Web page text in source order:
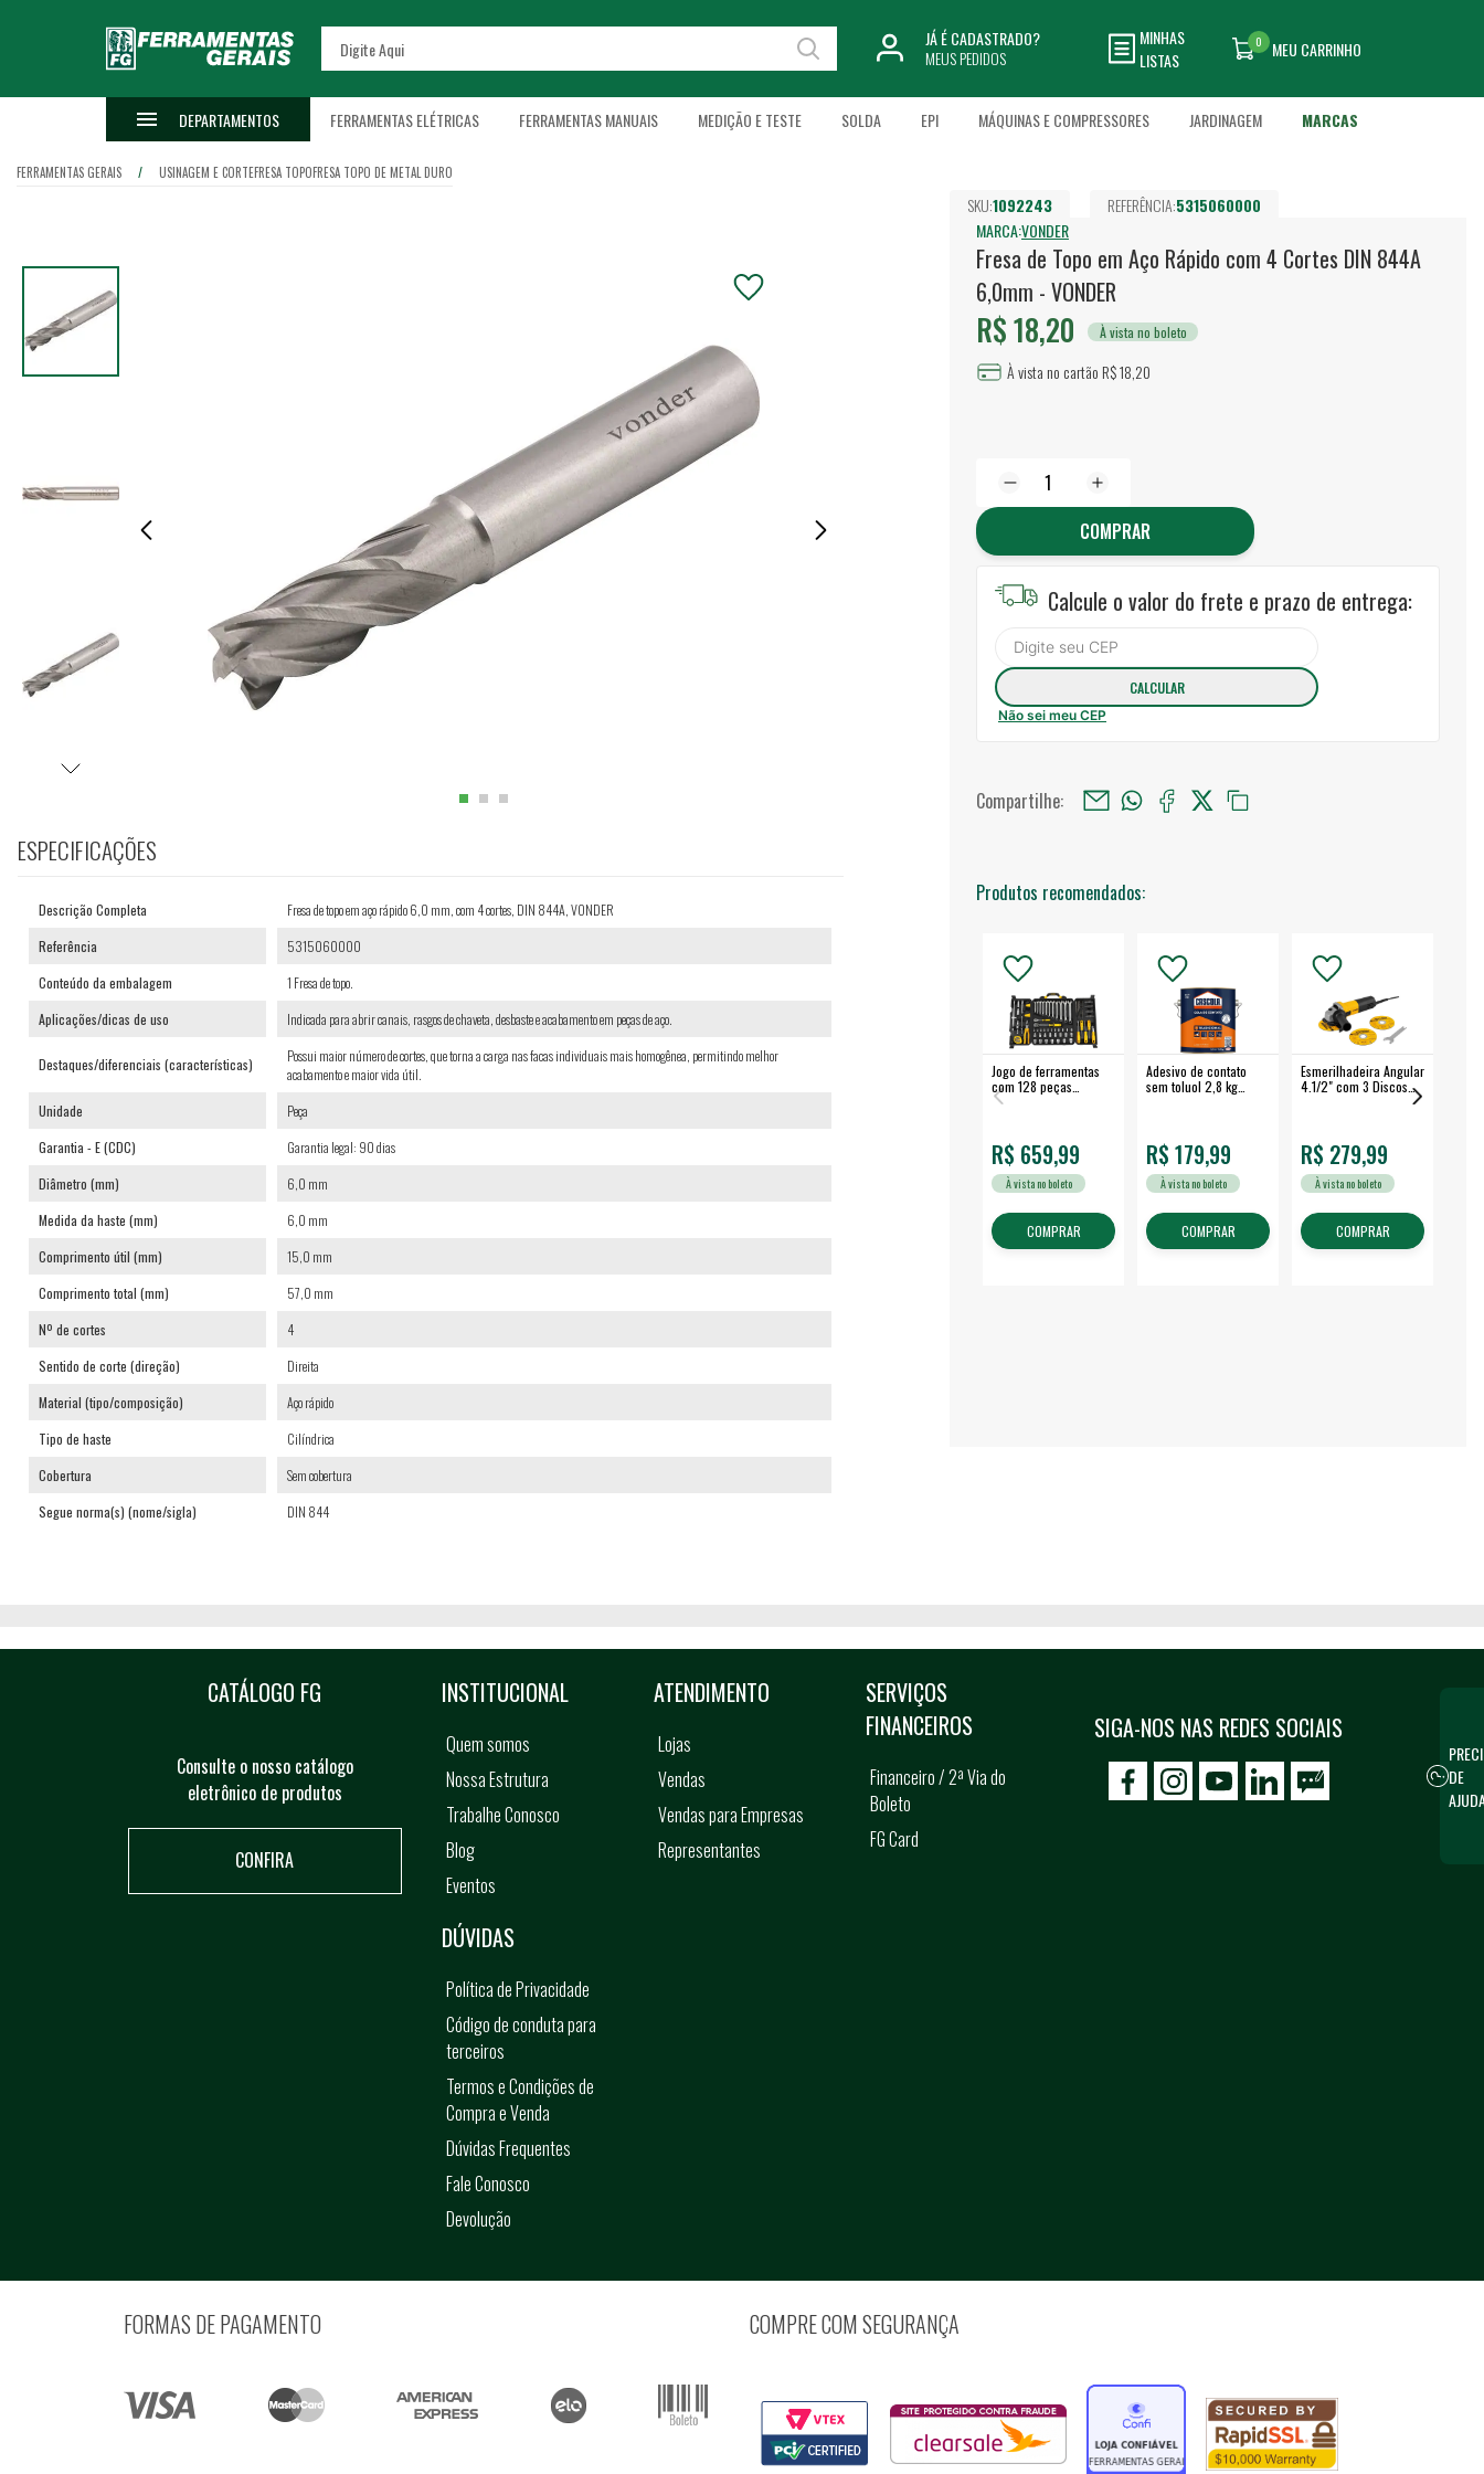
JÁ É CADASTRADO?
MEUS PEDIDOS
MINHAS
LISTAS
MEU CARRINHO
0
DEPARTAMENTOS FERRAMENTAS ELÉTRICAS FERRAMENTAS MANUAIS MEDIÇÃO E TESTE SOLDA EPI MÁQUINAS E COMPRESSORES JARDINAGEM MARCAS
FERRAMENTAS GERAIS USINAGEM E CORTEFRESA TOPOFRESA TOPO DE METAL DURO
SKU:1092243 REFERÊNCIA:5315060000
MARCA:VONDER
Fresa de Topo em Aço Rápido com 4 Cortes DIN 844A
6,0mm - VONDER
R$ 18,20 À vista no boleto
À vista no cartão R$ 18,20
COMPRAR
Calcule o valor do frete e prazo de entrega:
Não sei meu CEP
Compartilhe:
Produtos recomendados:
Jogo de ferramentas
com 128 peças
embalagem fechada -
R$ 659,99
À vista no boleto
COMPRAR
Adesivo de contato
sem toluol 2,8 kg
R$ 179,99
À vista no boleto
COMPRAR
Esmerilhadeira Angular
4.1/2" com 3 Discos
R$ 279,99
À vista no boleto
COMPRAR
ESPECIFICAÇÕES
Descrição Completa
Fresa de topo em aço rápido 6,0 mm, com 4 cortes, DIN 844A, VONDER
Referência
5315060000
Conteúdo da embalagem
1 Fresa de topo.
Aplicações/dicas de uso
Indicada para abrir canais, rasgos de chaveta, desbaste e acabamento em peças de aço.
Destaques/diferenciais (características)
Possui maior número de cortes, que torna a carga nas facas individuais mais homogênea, permitindo melhor
acabamento e maior vida útil.
Unidade
Peça
Garantia - E (CDC)
Garantia legal: 90 dias
Diâmetro (mm)
6,0 mm
Medida da haste (mm)
6,0 mm
Comprimento útil (mm)
15,0 mm
Comprimento total (mm)
57,0 mm
Nº de cortes
4
Sentido de corte (direção)
Direita
Material (tipo/composição)
Aço rápido
Tipo de haste
Cilíndrica
Cobertura
Sem cobertura
Segue norma(s) (nome/sigla)
DIN 844
CATÁLOGO FG
Consulte o nosso catálogo
eletrônico de produtos
CONFIRA
SIGA-NOS NAS REDES SOCIAIS
icon-facebook
icon-social02icon-social03
INSTITUCIONAL
Quem somos
Nossa Estrutura
Trabalhe Conosco
Blog
Eventos
ATENDIMENTO
Lojas
Vendas
Vendas para Empresas
Representantes
SERVIÇOS
FINANCEIROS
Financeiro / 2ª Via do
Boleto
FG Card
DÚVIDAS
Política de Privacidade
Código de conduta para
terceiros
Termos e Condições de
Compra e Venda
Dúvidas Frequentes
Fale Conosco
Devolução
FORMAS DE PAGAMENTO COMPRE COM SEGURANÇA
DE